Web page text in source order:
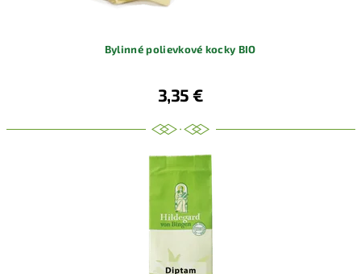
Bylinné polievkové kocky BIO
3,35 €